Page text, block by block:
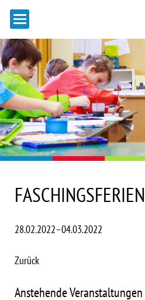
FASCHINGSFERIEN
28.02.2022–04.03.2022
Zurück
Anstehende Veranstaltungen